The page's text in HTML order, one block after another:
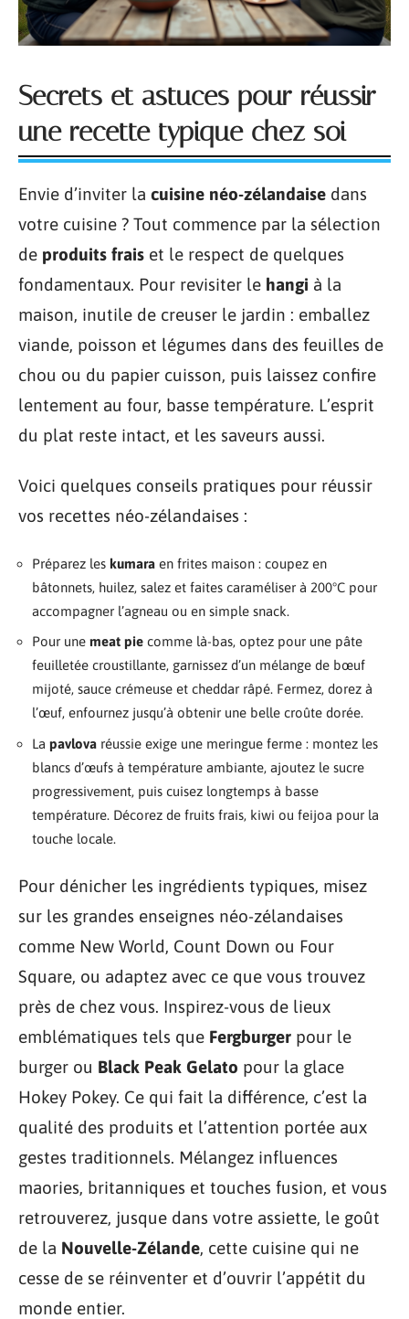
Secrets et astuces pour réussir
une recette typique chez soi
Envie d’inviter la cuisine néo-zélandaise dans
votre cuisine ? Tout commence par la sélection
de produits frais et le respect de quelques
fondamentaux. Pour revisiter le hangi à la
maison, inutile de creuser le jardin : emballez
viande, poisson et légumes dans des feuilles de
chou ou du papier cuisson, puis laissez confire
lentement au four, basse température. L’esprit
du plat reste intact, et les saveurs aussi.
Voici quelques conseils pratiques pour réussir
vos recettes néo-zélandaises :
Préparez les kumara en frites maison : coupez en
bâtonnets, huilez, salez et faites caraméliser à 200°C pour
accompagner l’agneau ou en simple snack.
Pour une meat pie comme là-bas, optez pour une pâte
feuilletée croustillante, garnissez d’un mélange de bœuf
mijoté, sauce crémeuse et cheddar râpé. Fermez, dorez à
l’œuf, enfournez jusqu’à obtenir une belle croûte dorée.
La pavlova réussie exige une meringue ferme : montez les
blancs d’œufs à température ambiante, ajoutez le sucre
progressivement, puis cuisez longtemps à basse
température. Décorez de fruits frais, kiwi ou feijoa pour la
touche locale.
Pour dénicher les ingrédients typiques, misez
sur les grandes enseignes néo-zélandaises
comme New World, Count Down ou Four
Square, ou adaptez avec ce que vous trouvez
près de chez vous. Inspirez-vous de lieux
emblématiques tels que Fergburger pour le
burger ou Black Peak Gelato pour la glace
Hokey Pokey. Ce qui fait la différence, c’est la
qualité des produits et l’attention portée aux
gestes traditionnels. Mélangez influences
maories, britanniques et touches fusion, et vous
retrouverez, jusque dans votre assiette, le goût
de la Nouvelle-Zélande, cette cuisine qui ne
cesse de se réinventer et d’ouvrir l’appétit du
monde entier.